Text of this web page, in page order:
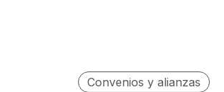
Convenios y alianzas